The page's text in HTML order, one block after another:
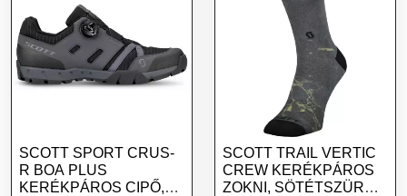
SCOTT SPORT CRUS-
R BOA PLUS
KERÉKPÁROS CIPŐ,
SCOTT TRAIL VERTIC
CREW KERÉKPÁROS
ZOKNI, SÖTÉTSZÜRKE,